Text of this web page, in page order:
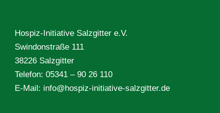
Hospiz-Initiative Salzgitter e.V.
Swindonstraße 111
38226 Salzgitter
Telefon: 05341 – 90 26 110
E-Mail: info@hospiz-initiative-salzgitter.de